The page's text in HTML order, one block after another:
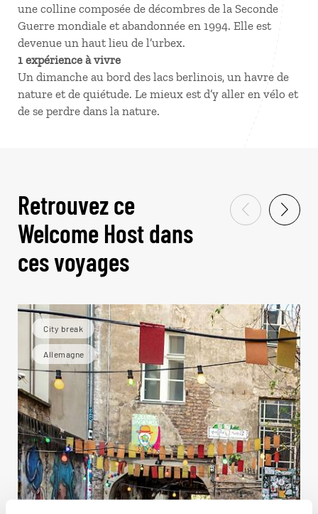
une colline composée de décombres de la Seconde
Guerre mondiale et abandonnée en 1994. Elle est
devenue un haut lieu de l’urbex.
1 expérience à vivre
Un dimanche au bord des lacs berlinois, un havre de
nature et de quiétude. Le mieux est d’y aller en vélo et
de se perdre dans la nature.
Retrouvez ce
Welcome Host dans
ces voyages
City break
Allemagne